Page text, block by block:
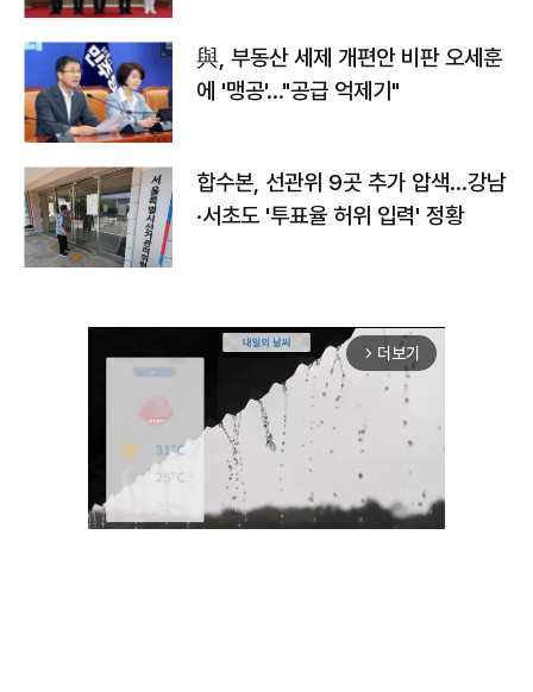
與, 부동산 세제 개편안 비판 오세훈
에 '맹공'…"공급 억제기"
합수본, 선관위 9곳 추가 압색…강남
·서초도 '투표율 허위 입력' 정황
arrow_forward_ios 더보기